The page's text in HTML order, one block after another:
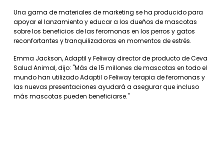
Una gama de materiales de marketing se ha producido para
apoyar el lanzamiento y educar a los dueños de mascotas
sobre los beneficios de las feromonas en los perros y gatos
reconfortantes y tranquilizadoras en momentos de estrés.
Emma Jackson, Adaptil y Feliway director de producto de Ceva
Salud Animal, dijo: "Más de 15 millones de mascotas en todo el
mundo han utilizado Adaptil o Feliway terapia de feromonas y
las nuevas presentaciones ayudará a asegurar que incluso
más mascotas pueden beneficiarse."